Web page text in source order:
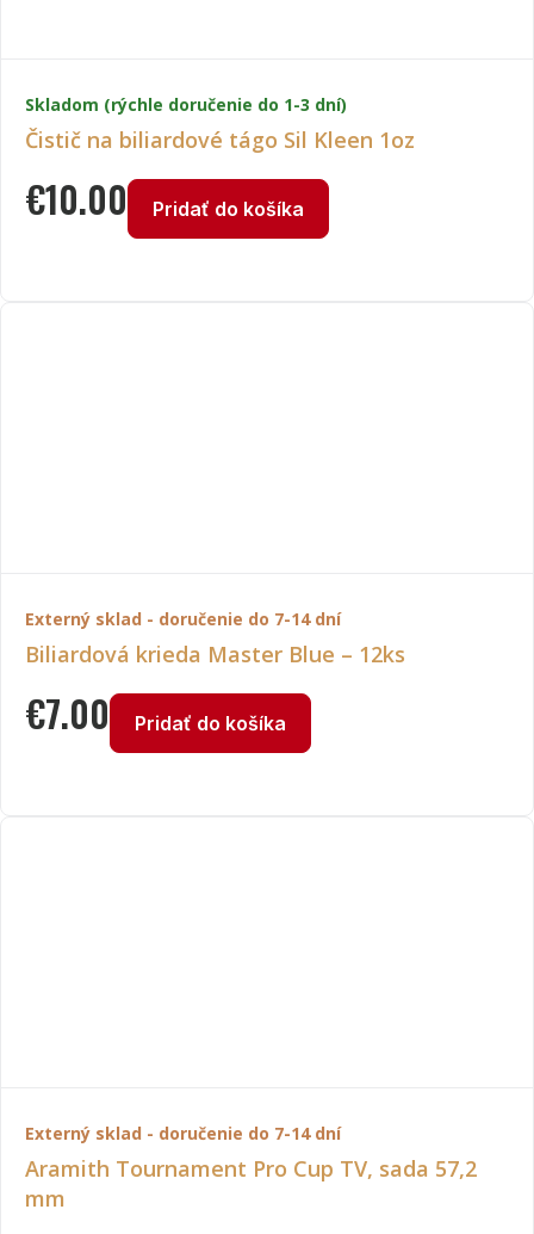
Skladom (rýchle doručenie do 1-3 dní)
Čistič na biliardové tágo Sil Kleen 1oz
€10.00 Pridať do košíka
Externý sklad - doručenie do 7-14 dní
Biliardová krieda Master Blue – 12ks
€7.00 Pridať do košíka
Externý sklad - doručenie do 7-14 dní
Aramith Tournament Pro Cup TV, sada 57,2
mm